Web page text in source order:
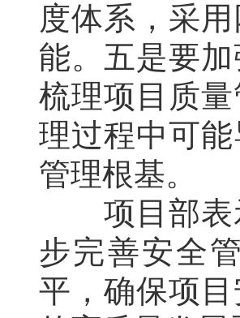
度体系，采
能。五是要
梳理项目质
理过程中可
管理根基。
项目部表
步完善安全
平，确保项